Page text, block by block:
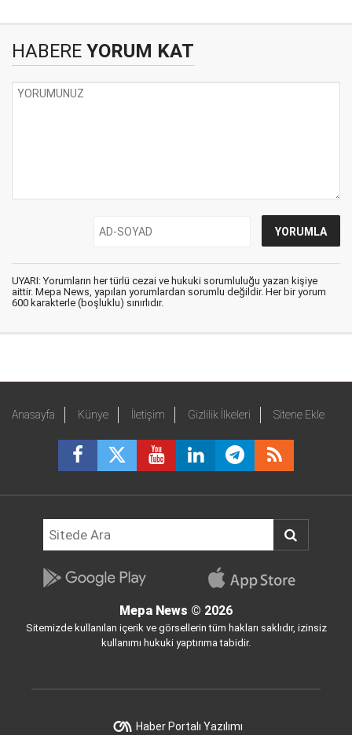
HABERE YORUM KAT
UYARI: Yorumların her türlü cezai ve hukuki sorumluluğu yazan kişiye
aittir. Mepa News, yapılan yorumlardan sorumlu değildir. Her bir yorum
600 karakterle (boşluklu) sınırlıdır.
Anasayfa Künye İletişim Gizlilik İlkeleri Sitene Ekle
Mepa News © 2026
Sitemizde kullanılan içerik ve görsellerin tüm hakları saklıdır, izinsiz
kullanımı hukuki yaptırıma tabidir.
Haber Portalı Yazılımı